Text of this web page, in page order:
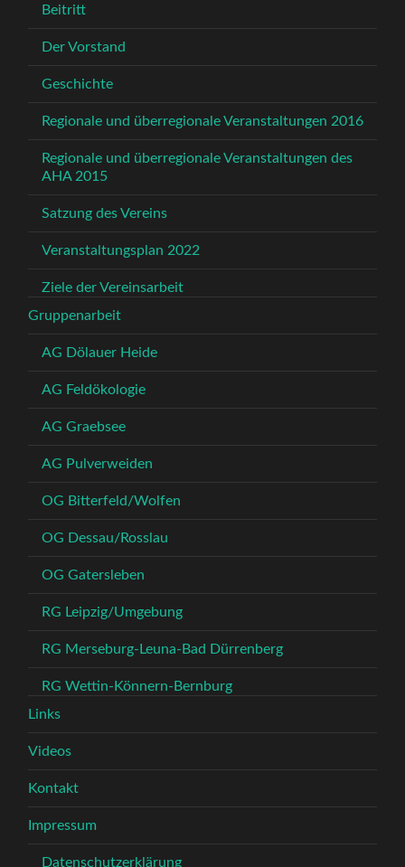
Beitritt
Der Vorstand
Geschichte
Regionale und überregionale Veranstaltungen 2016
Regionale und überregionale Veranstaltungen des
AHA 2015
Satzung des Vereins
Veranstaltungsplan 2022
Ziele der Vereinsarbeit
Gruppenarbeit
AG Dölauer Heide
AG Feldökologie
AG Graebsee
AG Pulverweiden
OG Bitterfeld/Wolfen
OG Dessau/Rosslau
OG Gatersleben
RG Leipzig/Umgebung
RG Merseburg-Leuna-Bad Dürrenberg
RG Wettin-Könnern-Bernburg
Links
Videos
Kontakt
Impressum
Datenschutzerklärung